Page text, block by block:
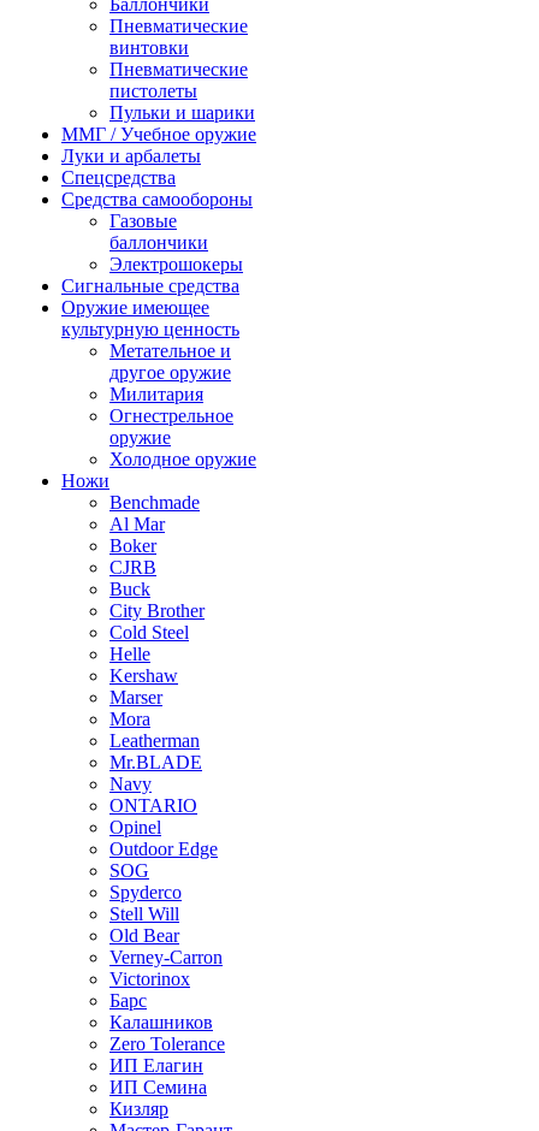
Баллончики
Пневматические
винтовки
Пневматические
пистолеты
Пульки и шарики
ММГ / Учебное оружие
Луки и арбалеты
Спецсредства
Средства самообороны
Газовые
баллончики
Электрошокеры
Сигнальные средства
Оружие имеющее
культурную ценность
Метательное и
другое оружие
Милитария
Огнестрельное
оружие
Холодное оружие
Ножи
Benchmade
Al Mar
Boker
CJRB
Buck
City Brother
Cold Steel
Helle
Kershaw
Marser
Mora
Leatherman
Mr.BLADE
Navy
ONTARIO
Opinel
Outdoor Edge
SOG
Spyderco
Stell Will
Old Bear
Verney-Carron
Victorinox
Барс
Калашников
Zero Tolerance
ИП Елагин
ИП Семина
Кизляр